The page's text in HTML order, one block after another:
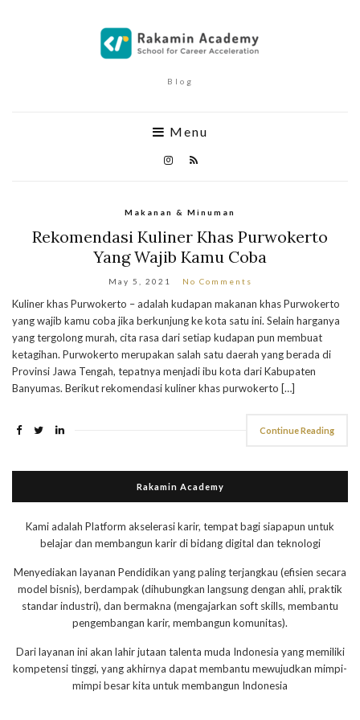
Blog
Menu
Makanan & Minuman
Rekomendasi Kuliner Khas Purwokerto
Yang Wajib Kamu Coba
May 5, 2021 No Comments
Kuliner khas Purwokerto – adalah kudapan makanan khas Purwokerto
yang wajib kamu coba jika berkunjung ke kota satu ini. Selain harganya
yang tergolong murah, cita rasa dari setiap kudapan pun membuat
ketagihan. Purwokerto merupakan salah satu daerah yang berada di
Provinsi Jawa Tengah, tepatnya menjadi ibu kota dari Kabupaten
Banyumas. Berikut rekomendasi kuliner khas purwokerto […]
Continue Reading
Rakamin Academy
Kami adalah Platform akselerasi karir, tempat bagi siapapun untuk
belajar dan membangun karir di bidang digital dan teknologi
Menyediakan layanan Pendidikan yang paling terjangkau (efisien secara
model bisnis), berdampak (dihubungkan langsung dengan ahli, praktik
standar industri), dan bermakna (mengajarkan soft skills, membantu
pengembangan karir, membangun komunitas).
Dari layanan ini akan lahir jutaan talenta muda Indonesia yang memiliki
kompetensi tinggi, yang akhirnya dapat membantu mewujudkan mimpi-
mimpi besar kita untuk membangun Indonesia